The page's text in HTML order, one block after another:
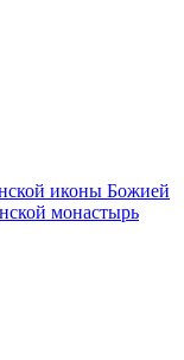
иконы Божией
монастырь